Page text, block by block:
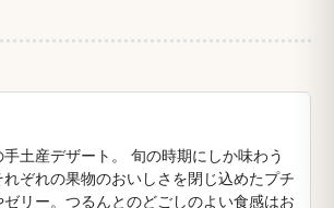
土産デザート。 旬の時期にしか味わう
ぞれの果物のおいしさを閉じ込めたプチ
リー。つるんとのどごしのよい食感はお